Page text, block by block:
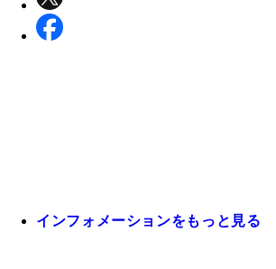
インフォメーションをもっと見る